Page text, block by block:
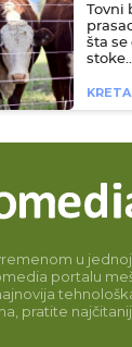
Tovni
šta se
u
portalu
pratite